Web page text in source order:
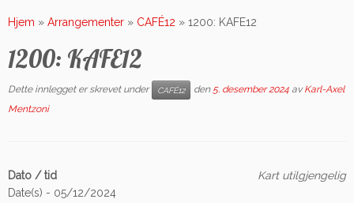
toHjem » Arrangementer » CAFÉ12 » 1200: KAFE12
1200: KAFE12
Dette innlegget er skrevet under CAFÉ12 den 5. desember 2024 avKarl-Axel
Mentzoni
Kart utilgjengelig
Dato / tid
Date(s) - 05/12/2024